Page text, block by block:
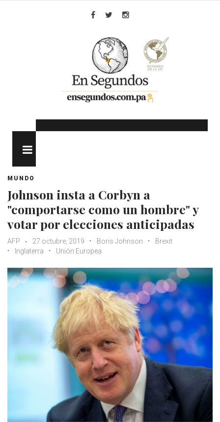
MUNDO
Johnson insta a Corbyn a
"comportarse como un hombre" y
votar por elecciones anticipadas
AFP 27 octubre, 2019 Boris Johnson
Brexit
Inglaterra
Unión Europea